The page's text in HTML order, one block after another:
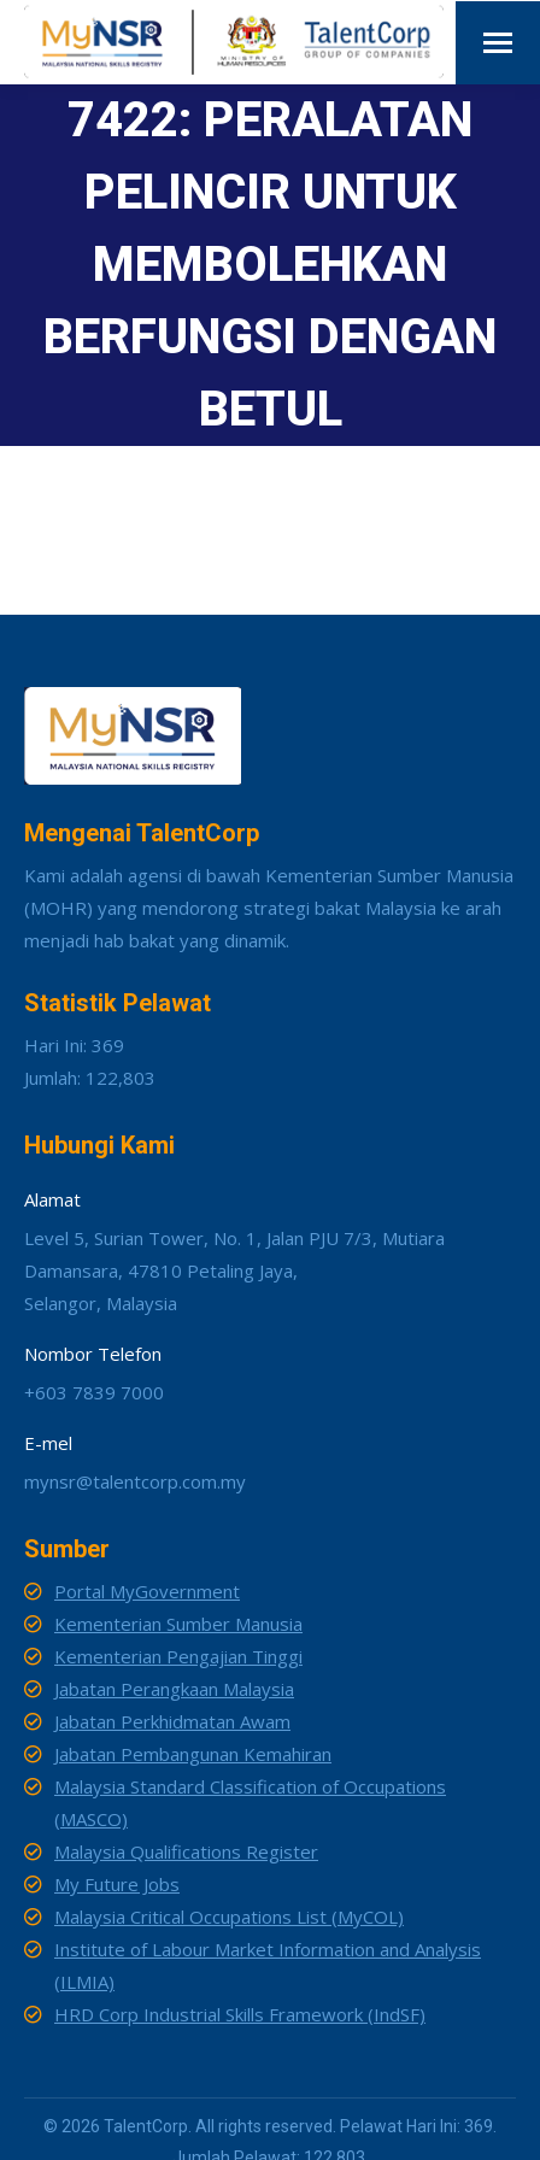
7422: PERALATAN
PELINCIR UNTUK
MEMBOLEHKAN
BERFUNGSI DENGAN
BETUL
Mengenai TalentCorp
Kami adalah agensi di bawah Kementerian Sumber Manusia
(MOHR) yang mendorong strategi bakat Malaysia ke arah
menjadi hab bakat yang dinamik.
Statistik Pelawat
Hari Ini: 369
Jumlah: 122,803
Hubungi Kami
Alamat
Level 5, Surian Tower, No. 1, Jalan PJU 7/3, Mutiara
Damansara, 47810 Petaling Jaya,
Selangor, Malaysia
Nombor Telefon
+603 7839 7000
E-mel
mynsr@talentcorp.com.my
Sumber
Portal MyGovernment
Kementerian Sumber Manusia
Kementerian Pengajian Tinggi
Jabatan Perangkaan Malaysia
Jabatan Perkhidmatan Awam
Jabatan Pembangunan Kemahiran
Malaysia Standard Classification of Occupations
(MASCO)
Malaysia Qualifications Register
My Future Jobs
Malaysia Critical Occupations List (MyCOL)
Institute of Labour Market Information and Analysis
(ILMIA)
HRD Corp Industrial Skills Framework (IndSF)
© 2026 TalentCorp. All rights reserved. Pelawat Hari Ini: 369.